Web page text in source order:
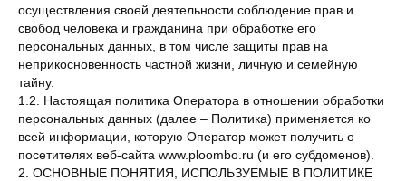
осуществления своей деятельности соблюдение прав и
свобод человека и гражданина при обработке его
персональных данных, в том числе защиты прав на
неприкосновенность частной жизни, личную и семейную
тайну.
1.2. Настоящая политика Оператора в отношении обработки
персональных данных (далее – Политика) применяется ко
всей информации, которую Оператор может получить о
посетителях веб-сайта www.ploombo.ru (и его субдоменов).
2. ОСНОВНЫЕ ПОНЯТИЯ, ИСПОЛЬЗУЕМЫЕ В ПОЛИТИКЕ